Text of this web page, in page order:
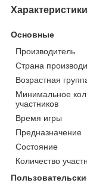
Характеристики
Основные
Производитель
Страна
Возрастная
Минимальное
участников
Время игры
Предназначение
Состояние
Количество